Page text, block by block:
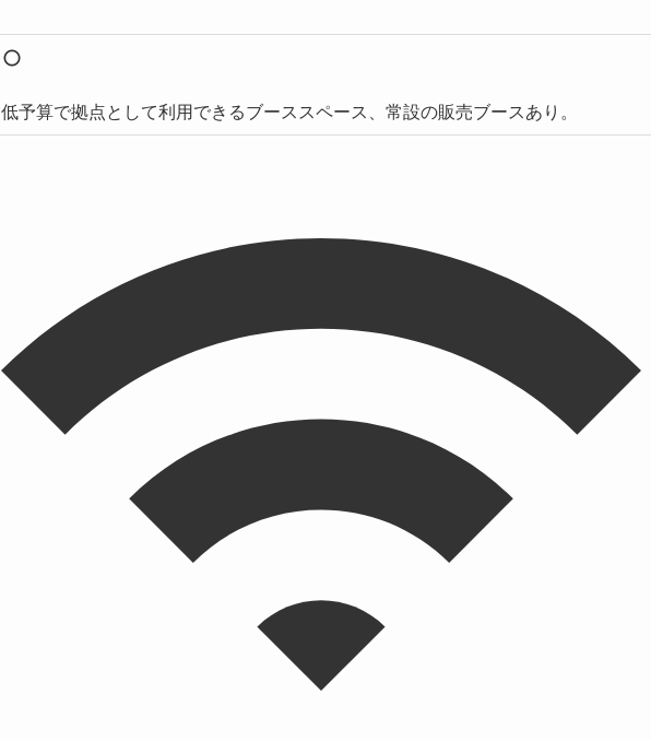
低予算で拠点として利用できるブーススペース、常設の販売ブースあり。